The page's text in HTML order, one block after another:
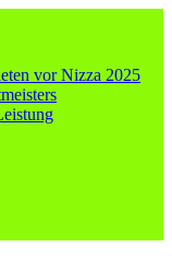
vor Nizza 2025